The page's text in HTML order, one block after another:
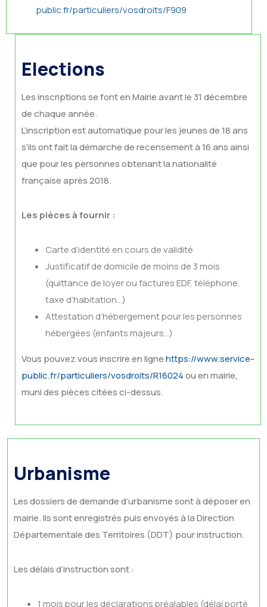
public.fr/particuliers/vosdroits/F909
Elections
Les inscriptions se font en Mairie avant le 31 décembre
de chaque année.
L’inscription est automatique pour les jeunes de 18 ans
s’ils ont fait la démarche de recensement à 16 ans ainsi
que pour les personnes obtenant la nationalité
française après 2018.
Les pièces à fournir :
Carte d’identité en cours de validité
Justificatif de domicile de moins de 3 mois
(quittance de loyer ou factures EDF, téléphone,
taxe d’habitation…)
Attestation d’hébergement pour les personnes
hébergées (enfants majeurs…)
Vous pouvez vous inscrire en lignehttps://www.service-
public.fr/particuliers/vosdroits/R16024ou en mairie,
muni des pièces citées ci-dessus.
Urbanisme
Les dossiers de demande d’urbanisme sont à déposer en
mairie. Ils sont enregistrés puis envoyés à la Direction
Départementale des Territoires (DDT) pour instruction.
Les délais d’instruction sont :
1 mois pour les déclarations préalables (délai porté